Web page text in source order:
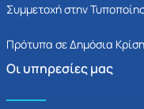
Συμμετοχή στην
Πρότυπα σε Δημόσια Κρίση
Οι υπηρεσίες μας